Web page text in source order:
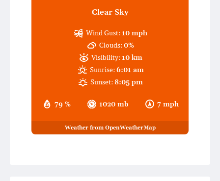
Clear Sky
79 % 1020 mb 7 mph
Wind Gust: 10 mph
Clouds:0%
Visibility: 10 km
Sunrise:6:01 am
Sunset:8:05 pm
Weather from OpenWeatherMap